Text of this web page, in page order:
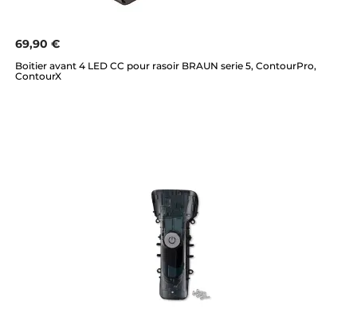
69,90 €
Boitier avant 4 LED CC pour rasoir BRAUN serie 5, ContourPro,
ContourX